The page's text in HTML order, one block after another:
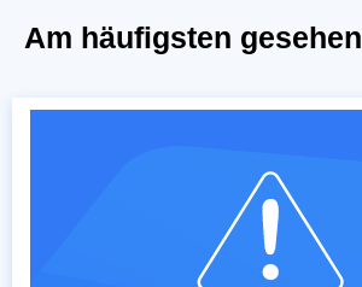
Am häufigsten gesehen